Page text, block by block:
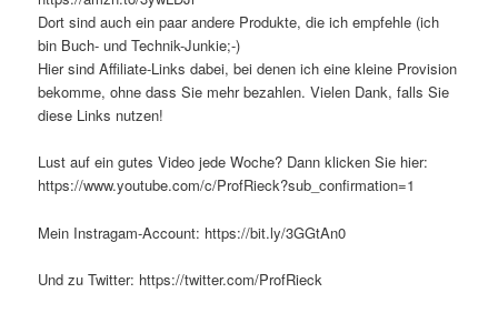
Dort sind auch ein paar andere Produkte, die ich empfehle (ich
bin Buch- und Technik-Junkie;-)
Hier sind Affiliate-Links dabei, bei denen ich eine kleine Provision
bekomme, ohne dass Sie mehr bezahlen. Vielen Dank, falls Sie
diese Links nutzen!
Lust auf ein gutes Video jede Woche? Dann klicken Sie hier:
https://www.youtube.com/c/ProfRieck?sub_confirmation=1
Mein Instragam-Account: https://bit.ly/3GGtAn0
Und zu Twitter: https://twitter.com/ProfRieck